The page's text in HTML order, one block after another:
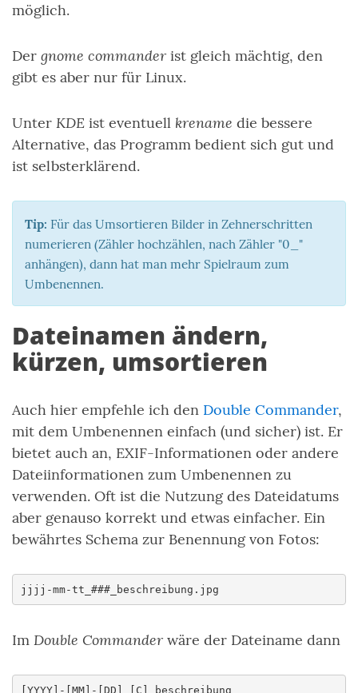
möglich.
Der gnome commander ist gleich mächtig, den
gibt es aber nur für Linux.
Unter KDE ist eventuell krename die bessere
Alternative, das Programm bedient sich gut und
ist selbsterklärend.
Tip: Für das Umsortieren Bilder in Zehnerschritten
numerieren (Zähler hochzählen, nach Zähler "0_"
anhängen), dann hat man mehr Spielraum zum
Umbenennen.
Dateinamen ändern,
kürzen, umsortieren
Auch hier empfehle ich den Double Commander,
mit dem Umbenennen einfach (und sicher) ist. Er
bietet auch an, EXIF-Informationen oder andere
Dateiinformationen zum Umbenennen zu
verwenden. Oft ist die Nutzung des Dateidatums
aber genauso korrekt und etwas einfacher. Ein
bewährtes Schema zur Benennung von Fotos:
Im Double Commander wäre der Dateiname dann